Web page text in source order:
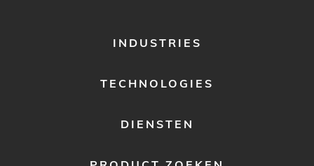
INDUSTRIES
TECHNOLOGIES
DIENSTEN